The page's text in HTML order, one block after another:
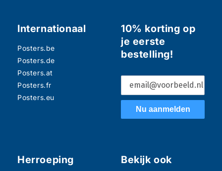
Internationaal
Posters.be
Posters.de
Posters.at
Posters.fr
Posters.eu
10% korting op
je eerste
bestelling!
Nu aanmelden
Herroeping Bekijk ook